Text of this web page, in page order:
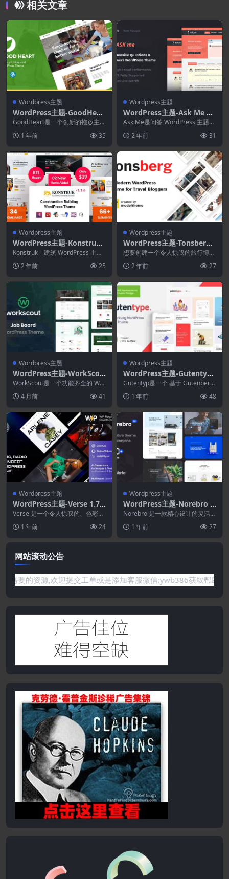
相关文章
Wordpress主题
WordPress主题-GoodHear
t 1.0.2-慈善和非营利WordP
ress主题
GoodHeart是一个创新的拖放主
设计。Good...
1 年前 35
Wordpress主题
WordPress主题-Ask Me 6.
9.8–响应式问答WordPress
主题
Ask Me是问答 WordPress 主题，
2 年前 31
Wordpress主题
WordPress主题-Konstruk
1.1.5–构建WordPress主题
Konstruk – 建筑 WordPress 主题
2 年前 25
Wordpress主题
WordPress主题-Tonsberg
1.5–适合旅行博客作者的现代
WordPress主题
想要创建一个令人惊叹的旅行博客
评估主题？...
2 年前 27
Wordpress主题
WordPress主题-WorkScou
t 4.1.12-求职板WordPress
主题
WorkScout是一个功能齐全的 Wor
免...4 月前 41
Wordpress主题
WordPress主题-Gutentype
2.1.11-100%Gutenberg W
ordPress主题
Gutentyp是一个 基于 Gutenberg
1 年前 48
Wordpress主题
WordPress主题-Verse 1.7–
音乐.广播和音乐会WordPre
ss主题
Verse 是一个令人惊叹的、色彩缤
纷、明亮的 WordPress 主题，具
有实...1 年前 24
Wordpress主题
WordPress主题-Norebro 1.
6.7–多用途创意组合主题
Norebro 是一款精心设计的灵活且
高性能的多用途 WordPress 主
题，...1 年前 27
网站滚动公告
你需要的资源,欢迎提交工单或是添加客服微信:ywb386获取帮助